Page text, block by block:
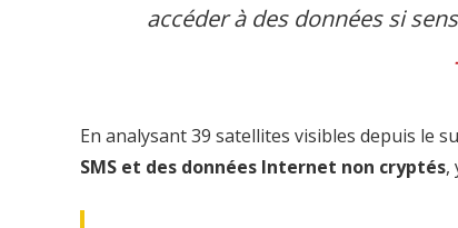
accéder à des données si
En analysant 39 satellites visibles depuis le
SMS et des données Internet non cryptés,